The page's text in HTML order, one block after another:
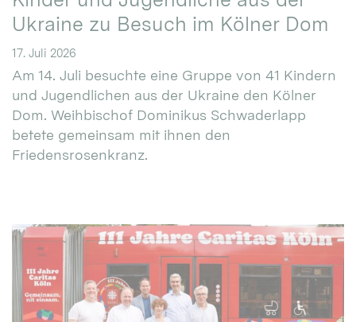
Ukraine zu Besuch im Kölner Dom
17. Juli 2026
Am 14. Juli besuchte eine Gruppe von 41 Kindern
und Jugendlichen aus der Ukraine den Kölner
Dom. Weihbischof Dominikus Schwaderlapp
betete gemeinsam mit ihnen den
Friedensrosenkranz.